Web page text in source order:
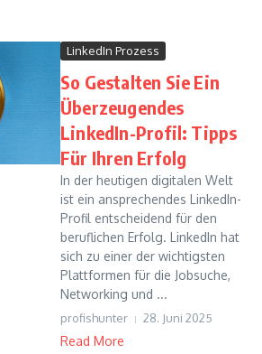
LinkedIn Prozess
So Gestalten Sie Ein
Überzeugendes
LinkedIn-Profil: Tipps
Für Ihren Erfolg
In der heutigen digitalen Welt
ist ein ansprechendes LinkedIn-
Profil entscheidend für den
beruflichen Erfolg. LinkedIn hat
sich zu einer der wichtigsten
Plattformen für die Jobsuche,
Networking und ...
profishunter 28. Juni 2025
Read More